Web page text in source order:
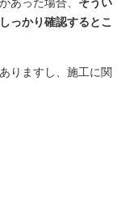
っかり確認するとこ
りますし、施工に関